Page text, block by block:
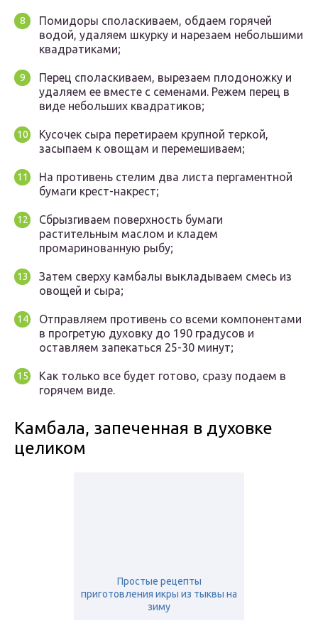
Помидоры споласкиваем, обдаем горячей
водой, удаляем шкурку и нарезаем небольшими
квадратиками;
Перец споласкиваем, вырезаем плодоножку и
удаляем ее вместе с семенами. Режем перец в
виде небольших квадратиков;
Кусочек сыра перетираем крупной теркой,
засыпаем к овощам и перемешиваем;
На противень стелим два листа пергаментной
бумаги крест-накрест;
Сбрызгиваем поверхность бумаги
растительным маслом и кладем
промаринованную рыбу;
Затем сверху камбалы выкладываем смесь из
овощей и сыра;
Отправляем противень со всеми компонентами
в прогретую духовку до 190 градусов и
оставляем запекаться 25-30 минут;
Как только все будет готово, сразу подаем в
горячем виде.
Камбала, запеченная в духовке
целиком
Простые рецепты
приготовления икры из тыквы на
зиму